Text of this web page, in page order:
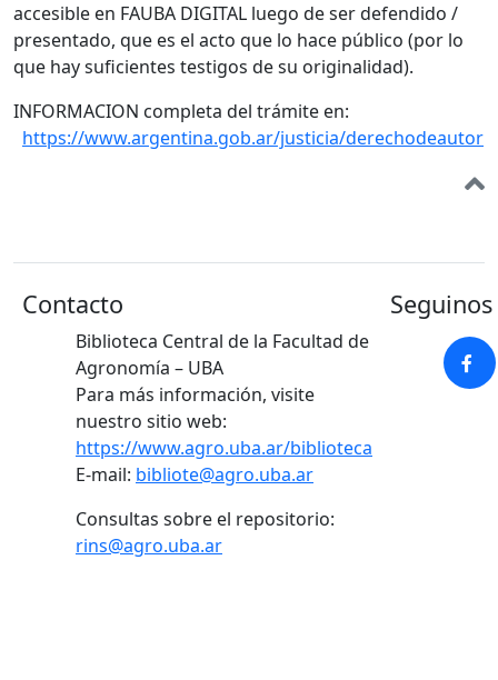
accesible en FAUBA DIGITAL luego de ser defendido /
presentado, que es el acto que lo hace público (por lo
que hay suficientes testigos de su originalidad).
INFORMACION completa del trámite en:
https://www.argentina.gob.ar/justicia/derechodeautor
Contacto
Biblioteca Central de la Facultad de
Agronomía – UBA
Para más información, visite
nuestro sitio web:
https://www.agro.uba.ar/biblioteca
E-mail: bibliote@agro.uba.ar
Consultas sobre el repositorio:
rins@agro.uba.ar